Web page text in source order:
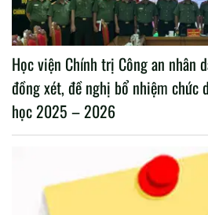
Học viện Chính trị Công an nhân
đồng xét, đề nghị bổ nhiệm chức
học 2025 – 2026